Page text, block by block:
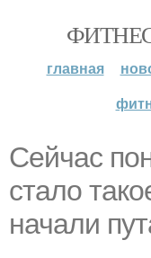
главная
Сейчас
стало
начали